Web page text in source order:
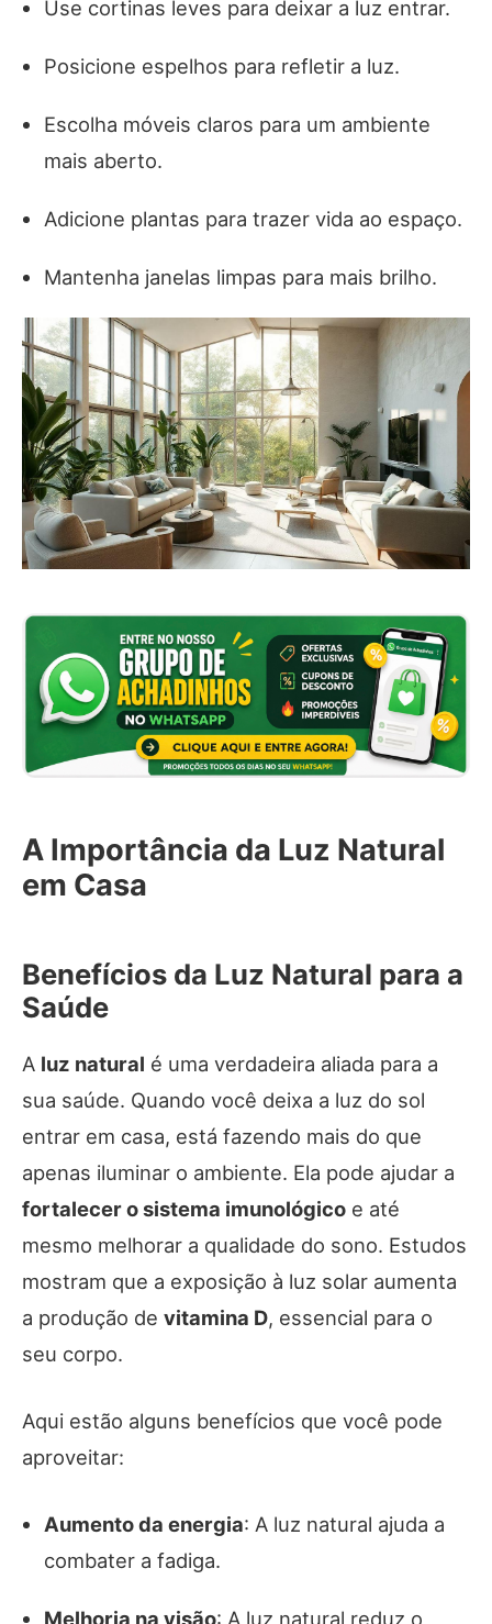
Use cortinas leves para deixar a luz entrar.
Posicione espelhos para refletir a luz.
Escolha móveis claros para um ambiente
mais aberto.
Adicione plantas para trazer vida ao espaço.
Mantenha janelas limpas para mais brilho.
A Importância da Luz Natural
em Casa
Benefícios da Luz Natural para a
Saúde
A luz natural é uma verdadeira aliada para a
sua saúde. Quando você deixa a luz do sol
entrar em casa, está fazendo mais do que
apenas iluminar o ambiente. Ela pode ajudar a
fortalecer o sistema imunológico e até
mesmo melhorar a qualidade do sono. Estudos
mostram que a exposição à luz solar aumenta
a produção de vitamina D, essencial para o
seu corpo.
Aqui estão alguns benefícios que você pode
aproveitar:
Aumento da energia: A luz natural ajuda a
combater a fadiga.
Melhoria na visão: A luz natural reduz o